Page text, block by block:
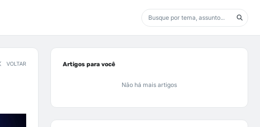
VOLTAR Artigos para você
Não há mais artigos